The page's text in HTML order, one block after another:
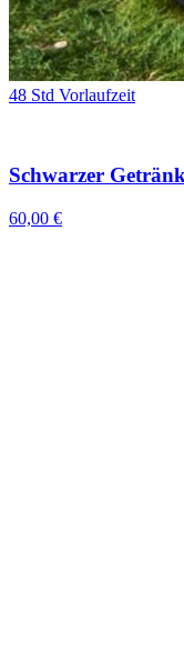
48 Std Vorlaufzeit
Schwarzer
60,00 €